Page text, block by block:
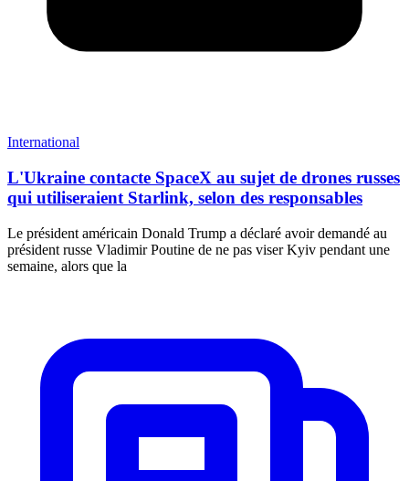
International
L'Ukraine contacte SpaceX au sujet de drones russes
qui utiliseraient Starlink, selon des responsables
Le président américain Donald Trump a déclaré avoir demandé au
président russe Vladimir Poutine de ne pas viser Kyiv pendant une
semaine, alors que la